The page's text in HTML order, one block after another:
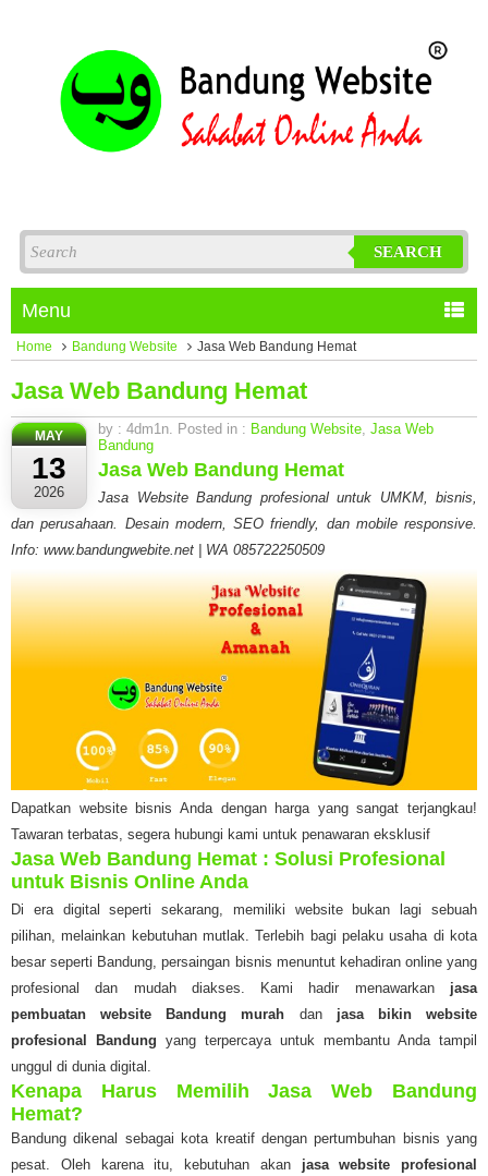
SEARCH
Menu
Home Bandung Website Jasa Web Bandung Hemat
Jasa Web Bandung Hemat
MAY
13
2026
by : 4dm1n. Posted in : Bandung Website, Jasa Web
Bandung
Jasa Web Bandung Hemat
Jasa Website Bandung profesional untuk UMKM, bisnis,
dan perusahaan. Desain modern, SEO friendly, dan mobile responsive.
Info: www.bandungwebite.net | WA 085722250509
Dapatkan website bisnis Anda dengan harga yang sangat terjangkau!
Tawaran terbatas, segera hubungi kami untuk penawaran eksklusif
Jasa Web Bandung Hemat : Solusi Profesional
untuk Bisnis Online Anda
Di era digital seperti sekarang, memiliki website bukan lagi sebuah
pilihan, melainkan kebutuhan mutlak. Terlebih bagi pelaku usaha di kota
besar seperti Bandung, persaingan bisnis menuntut kehadiran online yang
profesional dan mudah diakses. Kami hadir menawarkan jasa
pembuatan website Bandung murah dan jasa bikin website
profesional Bandung yang terpercaya untuk membantu Anda tampil
unggul di dunia digital.
Kenapa Harus Memilih Jasa Web Bandung
Hemat?
Bandung dikenal sebagai kota kreatif dengan pertumbuhan bisnis yang
pesat. Oleh karena itu, kebutuhan akan jasa website profesional